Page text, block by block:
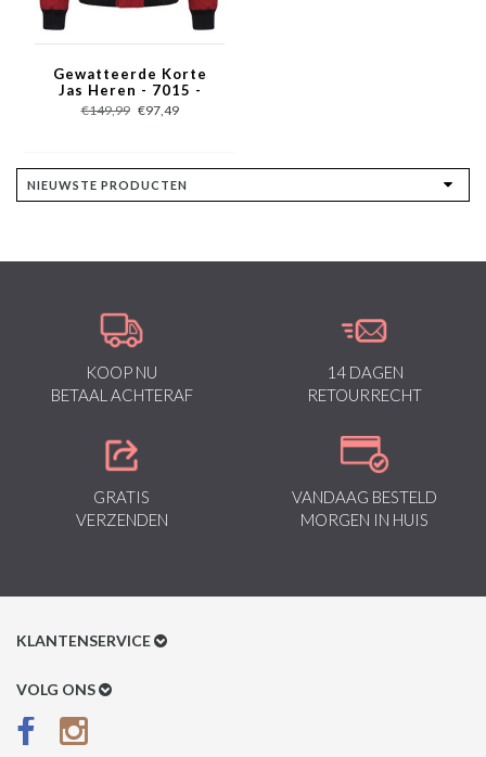
Gewatteerde Korte
Jas Heren - 7015 -
Rood
€149,99 €97,49
KOOP NU
BETAAL ACHTERAF
14 DAGEN
RETOURRECHT
GRATIS
VERZENDEN
VANDAAG BESTELD
MORGEN IN HUIS
KLANTENSERVICE
Klantenservice
Betaalmethoden
VOLG ONS